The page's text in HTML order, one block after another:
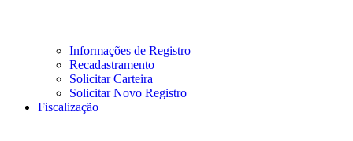
Informações de Registro
Recadastramento
Solicitar Carteira
Solicitar Novo Registro
Fiscalização